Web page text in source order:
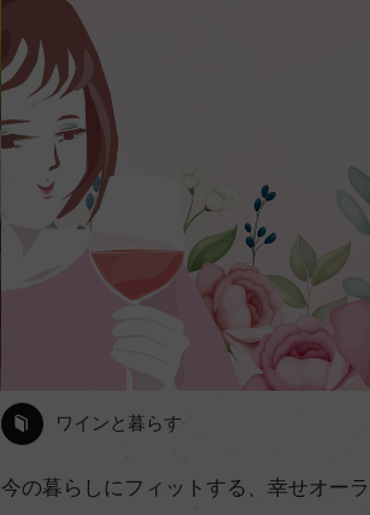
ワインと暮らす
今の暮らしにフィットする、幸せオー